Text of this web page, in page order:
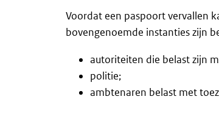
Voordat een paspoort vervallen
bovengenoemde instanties zijn
autoriteiten die belast zijn
politie;
ambtenaren belast met